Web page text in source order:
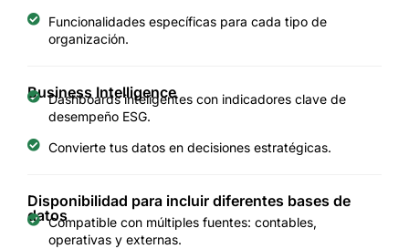
Funcionalidades específicas para cada tipo de
organización.
Business Intelligence
Dashboards inteligentes con indicadores clave de
desempeño ESG.
Convierte tus datos en decisiones estratégicas.
Disponibilidad para incluir diferentes bases de
datosCompatible con múltiples fuentes: contables,
operativas y externas.